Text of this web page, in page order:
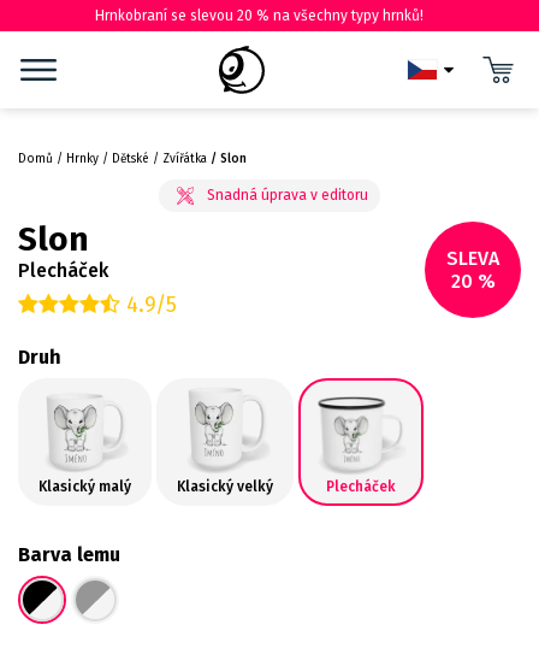
Hrnkobraní se slevou 20 % na všechny typy hrnků!
Domů Hrnky Dětské Zvířátka Slon
SLEVA
20 %
Slon
Plecháček
4.9/5
Druh
Klasický malý Klasický velký Plecháček
Barva lemu